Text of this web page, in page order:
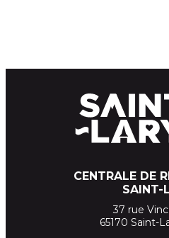
CENTRALE DE
SAINT-
37 rue
65170 Saint-